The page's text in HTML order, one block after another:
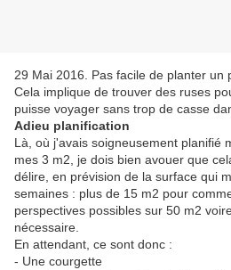
29 Mai 2016. Pas facile de planter un
Cela implique de trouver des ruses
puisse voyager sans trop de casse
Adieu planification
Là, où j'avais soigneusement planifié
mes 3 m2, je dois bien avouer que
délire, en prévision de la surface qui
semaines : plus de 15 m2 pour
perspectives possibles sur 50 m2
nécessaire.
En attendant, ce sont donc :
- Une courgette